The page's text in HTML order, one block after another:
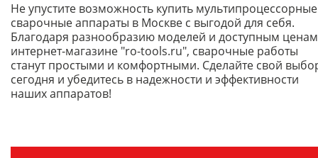
Не упустите возможность купить мультипроцессорные
сварочные аппараты в Москве с выгодой для себя.
Благодаря разнообразию моделей и доступным
интернет-магазине "ro-tools.ru", сварочные работы
станут простыми и комфортными. Сделайте свой
сегодня и убедитесь в надежности и эффективности
наших аппаратов!